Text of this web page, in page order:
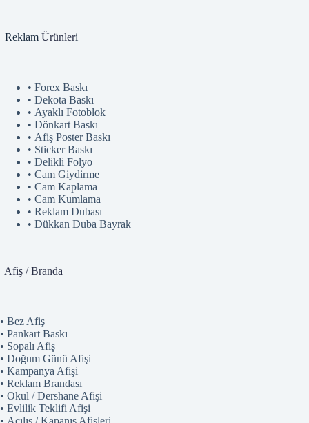
| Reklam Ürünleri
• Forex Baskı
• Dekota Baskı
• Ayaklı Fotoblok
• Dönkart Baskı
• Afiş Poster Baskı
• Sticker Baskı
• Delikli Folyo
• Cam Giydirme
• Cam Kaplama
• Cam Kumlama
• Reklam Dubası
• Dükkan Duba Bayrak
| Afiş / Branda
• Bez Afiş
• Pankart Baskı
• Sopalı Afiş
• Doğum Günü Afişi
• Kampanya Afişi
• Reklam Brandası
• Okul / Dershane Afişi
• Evlilik Teklifi Afişi
• Açılış / Kapanış Afişleri